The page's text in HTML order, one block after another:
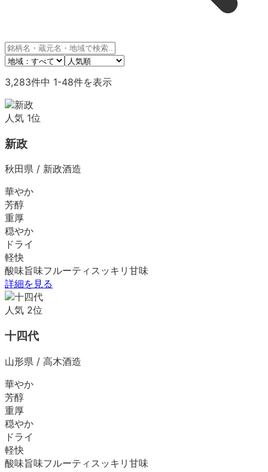
3,283件中 1-48件を表示
人気 1位
新政
秋田県 / 新政酒造
華やか
芳醇
重厚
穏やか
ドライ
軽快
酸味旨味フルーティ スッキリ 甘味
詳細を見る
人気 2位
十四代
山形県 / 高木酒造
華やか
芳醇
重厚
穏やか
ドライ
軽快
酸味旨味フルーティ スッキリ 甘味